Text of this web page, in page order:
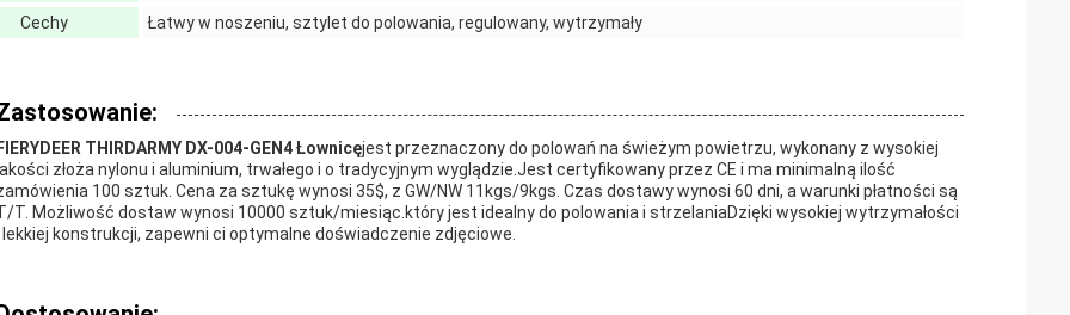
Cechy
Łatwy w noszeniu, sztylet do polowania, regulowany, wytrzymały
THIRDARMY DX-004-GEN4 Łownicęjest przeznaczony do polowań na świeżym powietrzu, wykonany z wysokiej
złoża nylonu i aluminium, trwałego i o tradycyjnym wyglądzie.Jest certyfikowany przez CE i ma minimalną ilość
100 sztuk. Cena za sztukę wynosi 35$, z GW/NW 11kgs/9kgs. Czas dostawy wynosi 60 dni, a warunki płatności są
T. Możliwość dostaw wynosi 10000 sztuk/miesiąc.który jest idealny do polowania i strzelaniaDzięki wysokiej wytrzymałości
lekkiej konstrukcji, zapewni ci optymalne doświadczenie zdjęciowe.